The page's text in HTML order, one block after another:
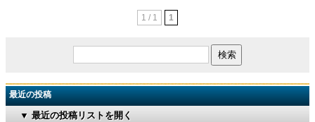
1 / 1 1
最近の投稿
▼ 最近の投稿リストを開く